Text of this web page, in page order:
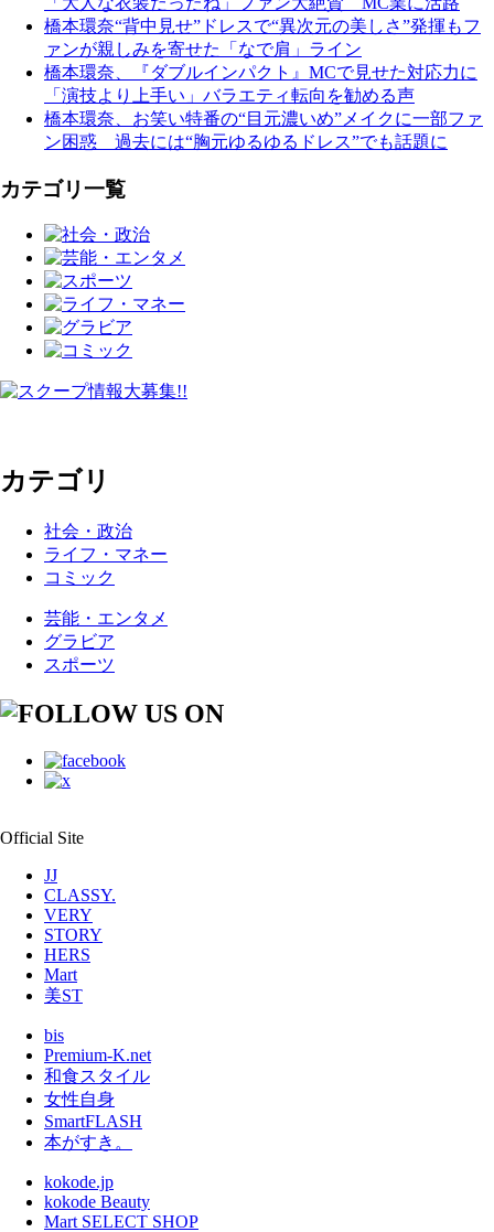
橋本環奈“背中見せ”ドレスで“異次元の美しさ”発揮もフ
ァンが親しみを寄せた「なで肩」ライン
橋本環奈、『ダブルインパクト』MCで見せた対応力に
「演技より上手い」バラエティ転向を勧める声
橋本環奈、お笑い特番の“目元濃いめ”メイクに一部ファ
ン困惑 過去には“胸元ゆるゆるドレス”でも話題に
カテゴリ一覧
カテゴリ
社会・政治
ライフ・マネー
コミック
芸能・エンタメ
グラビア
スポーツ
Official Site
JJ
CLASSY.
VERY
STORY
HERS
Mart
美ST
bis
Premium-K.net
和食スタイル
女性自身
SmartFLASH
本がすき。
kokode.jp
kokode Beauty
Mart SELECT SHOP